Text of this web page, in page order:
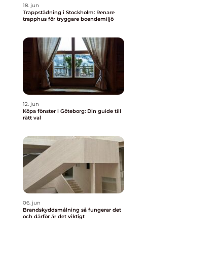
18. jun
Trappstädning i Stockholm: Renare
trapphus för tryggare boendemiljö
12. jun
Köpa fönster i Göteborg: Din guide till
rätt val
06. jun
Brandskyddsmålning så fungerar det
och därför är det viktigt